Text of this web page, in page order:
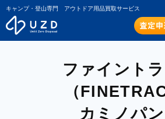
キャンプ・登山専門 アウトドア用品買取サービス
ファイント
（
カミノパ